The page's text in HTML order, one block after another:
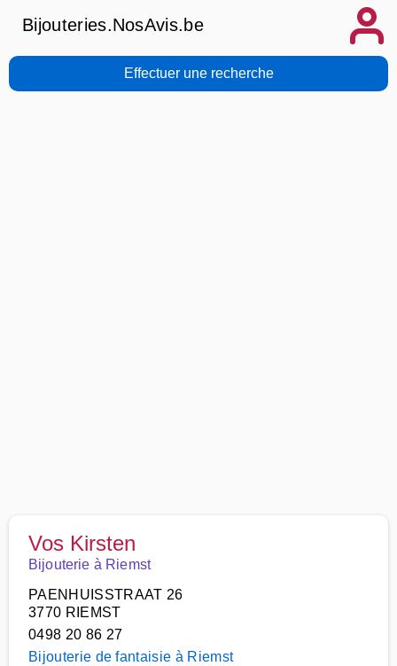
Bijouteries.NosAvis.be
Effectuer une recherche
Vos Kirsten
Bijouterie à Riemst
PAENHUISSTRAAT 26
3770 RIEMST
0498 20 86 27
Bijouterie de fantaisie à Riemst